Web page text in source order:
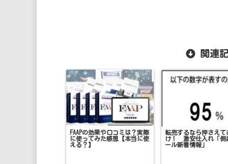
関連
FAAPの効果や口コミは？実際
に使ってみた感想【本当に使
える？】
転売するなら押さえて
け！ 激安仕入れ「倒
ール新着情報」